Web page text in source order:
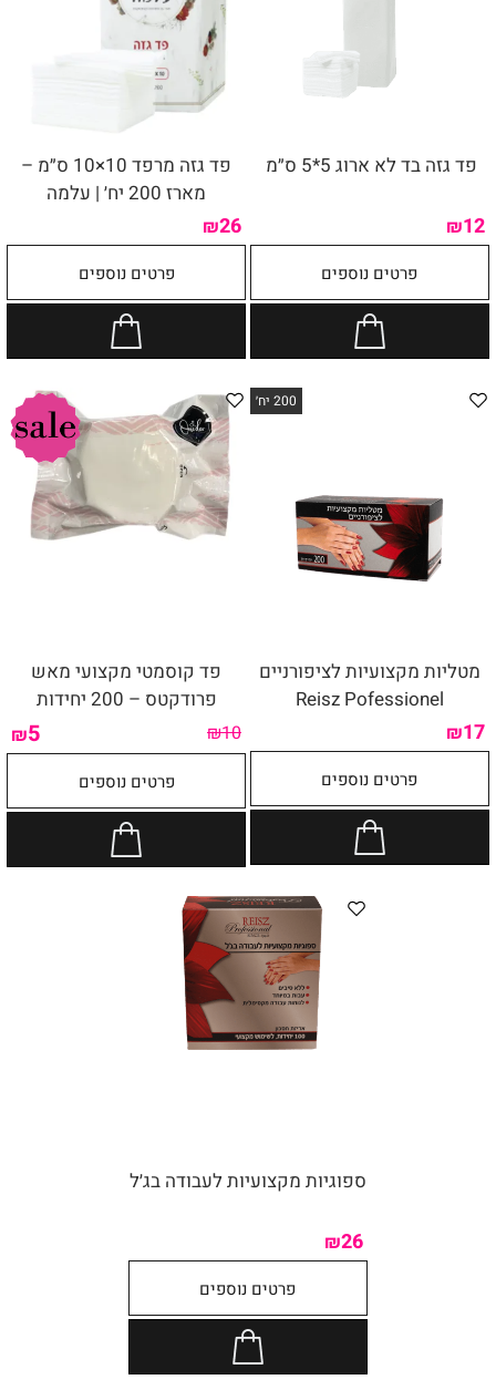
פד גזה בד לא ארוג 5*5 ס״מ
₪12
פרטים נוספים
פד גזה מרפד 10×10 ס״מ –
מארז 200 יח׳ | עלמה
₪26
פרטים נוספים
200 יח׳
מטליות מקצועיות לציפורניים
Reisz Pofessionel
₪17
פרטים נוספים
פד קוסמטי מקצועי מאש
פרודקטס – 200 יחידות
₪10
₪5
פרטים נוספים
ספוגיות מקצועיות לעבודה בג׳ל
₪26
פרטים נוספים